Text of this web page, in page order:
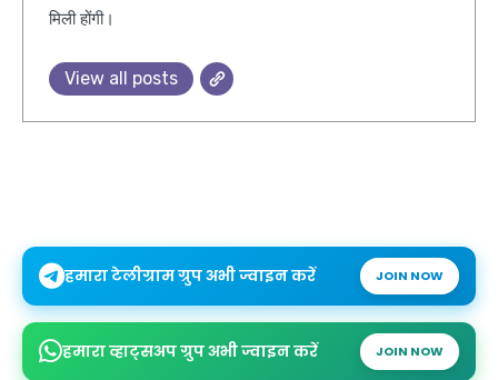
मिली होंगी।
View all posts
हमारा टेलीग्राम ग्रुप अभी ज्वाइन करें JOIN NOW
हमारा व्हाट्सअप ग्रुप अभी ज्वाइन करें JOIN NOW